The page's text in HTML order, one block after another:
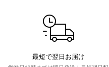
最短で翌日お届け